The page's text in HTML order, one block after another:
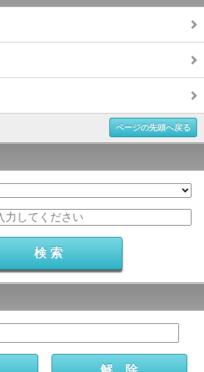
ページの先頭へ戻る